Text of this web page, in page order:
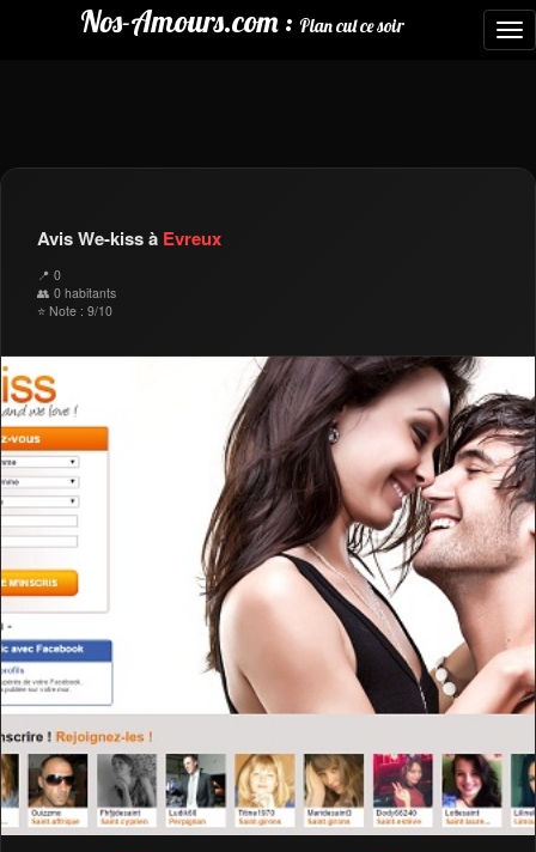
Nos-Amours.com : Plan cul ce soir
Avis We-kiss à Evreux
📍 0
👥 0 habitants
⭐ Note : 9/10